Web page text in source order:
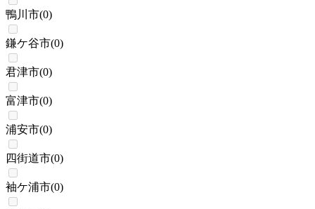
鴨川市(0)
鎌ケ谷市(0)
君津市(0)
富津市(0)
浦安市(0)
四街道市(0)
袖ケ浦市(0)